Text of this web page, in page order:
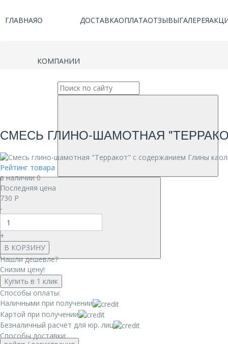
ГЛАВНАЯО
КОМПАНИИ
ДОСТАВКАОПЛАТАОТЗЫВЫГАЛЕРЕЯ
СМЕСЬ ГЛИНО-ШАМОТНАЯ
Рейтинг товара
в наличии 0
Последняя цена
730 Р
-
+
В КОРЗИНУ
Нашли дешевле?
Снизим цену!
Купить в 1 клик
Способы оплаты:
Наличными при получении
Картой при получении
Безналичный расчет для юр. лиц
Способы доставки: